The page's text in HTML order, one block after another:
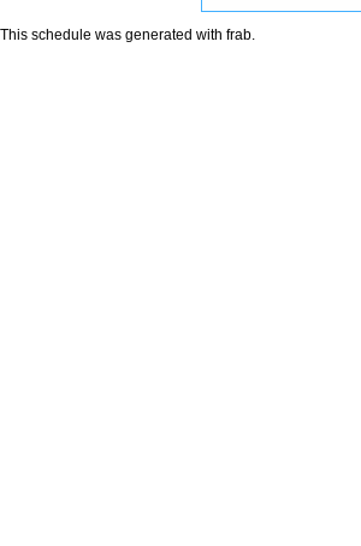
This schedule was generated with frab.